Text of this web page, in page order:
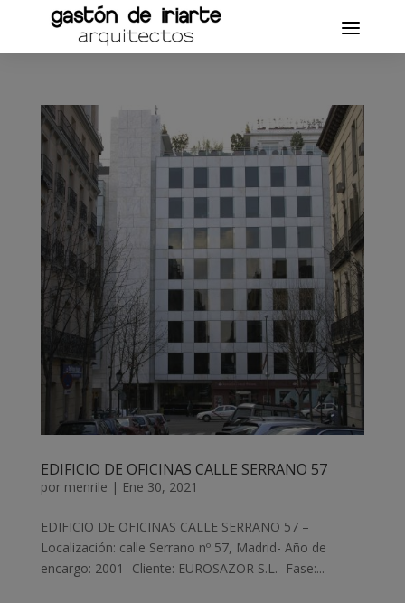
EDIFICIO DE OFICINAS CALLE SERRANO 57
por menrile | Ene 30, 2021
EDIFICIO DE OFICINAS CALLE SERRANO 57 –
Localización: calle Serrano nº 57, Madrid- Año de
encargo: 2001- Cliente: EUROSAZOR S.L.- Fase:...